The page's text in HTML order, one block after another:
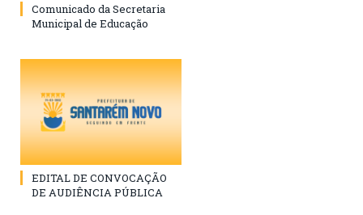
Comunicado da Secretaria
Municipal de Educação
EDITAL DE CONVOCAÇÃO
DE AUDIÊNCIA PÚBLICA